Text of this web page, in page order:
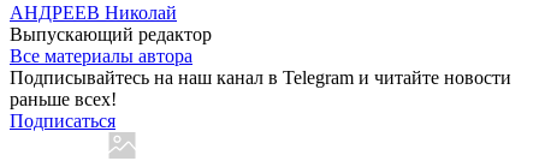
АНДРЕЕВ Николай
Выпускающий редактор
Все материалы автора
Подписывайтесь на наш канал в Telegram и читайте новости
раньше всех!
Подписаться